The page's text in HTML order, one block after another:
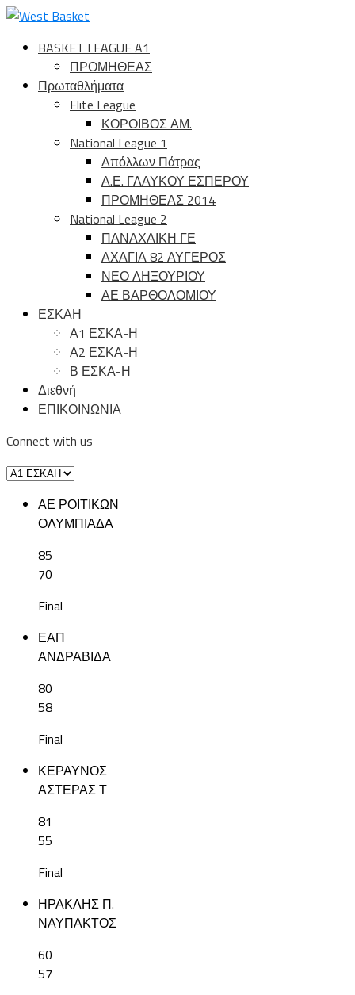
BASKET LEAGUE A1
ΠΡΟΜΗΘΕΑΣ
Πρωταθλήματα
Elite League
ΚΟΡΟΙΒΟΣ ΑΜ.
National League 1
Απόλλων Πάτρας
Α.Ε. ΓΛΑΥΚΟΥ ΕΣΠΕΡΟΥ
ΠΡΟΜΗΘΕΑΣ 2014
National League 2
ΠΑΝΑΧΑΙΚΗ ΓΕ
ΑΧΑΓΙΑ 82 ΑΥΓΕΡΟΣ
ΝΕΟ ΛΗΞΟΥΡΙΟΥ
ΑΕ ΒΑΡΘΟΛΟΜΙΟΥ
ΕΣΚΑΗ
Α1 ΕΣΚΑ-Η
Α2 ΕΣΚΑ-Η
Β ΕΣΚΑ-Η
Διεθνή
ΕΠΙΚΟΙΝΩΝΙΑ
Connect with us
ΑΕ ΡΟΙΤΙΚΩΝ
ΟΛΥΜΠΙΑΔΑ
85
70
Final
ΕΑΠ
ΑΝΔΡΑΒΙΔΑ
80
58
Final
ΚΕΡΑΥΝΟΣ
ΑΣΤΕΡΑΣ Τ
81
55
Final
ΗΡΑΚΛΗΣ Π.
ΝΑΥΠΑΚΤΟΣ
60
57